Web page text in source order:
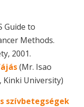
Guide to
Methods.
2001.
(Mr. Isao
Kinki University)
szívbetegségek